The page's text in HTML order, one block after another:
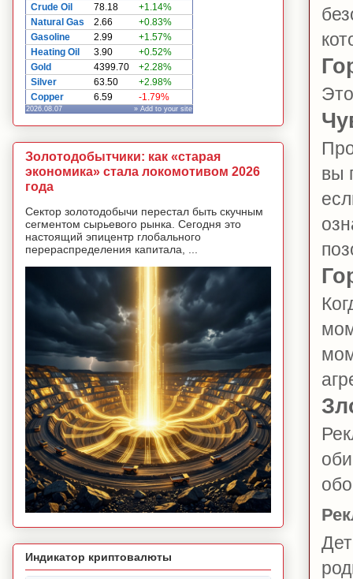
вы
Crude Oil 78.18
+1.14%
Natural Gas
2.66
+0.83%
Gasoline
2.99
+1.57%
Heating Oil
3.90
+0.52%
Gold
4399.70
+2.28%
Silver
63.50
+2.98%
Copper
6.59 -1.79%
2026.08.07 » Add to your site
Золотодобытчики: как «старая
экономика» стала локомотивом 2026
года
Сектор золотодобычи перестал быть скучным
сегментом сырьевого рынка. Сегодня это
настоящий эпицентр глобального
перераспределения капитала, ...
Индикатор криптовалюты